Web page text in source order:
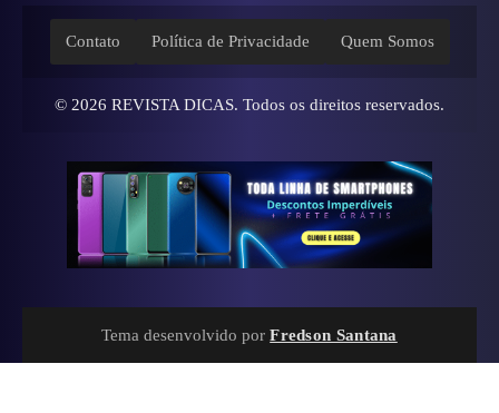
Contato Política de Privacidade Quem Somos
© 2026 REVISTA DICAS. Todos os direitos reservados.
Tema desenvolvido por Fredson Santana